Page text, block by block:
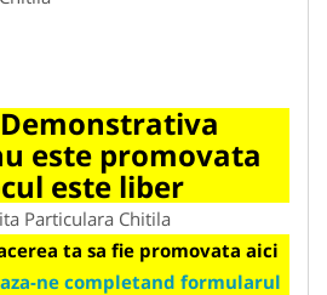
este promovata
este liber
Particulara Chitila
ta sa fie promovata aici
ne completand formularul